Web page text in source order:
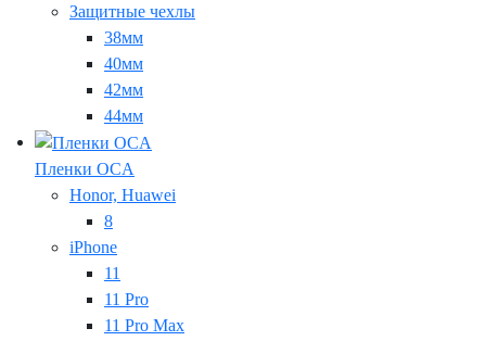
Защитные чехлы
38мм
40мм
42мм
44мм
Пленки OCA
Honor, Huawei
8
iPhone
11
11 Pro
11 Pro Max